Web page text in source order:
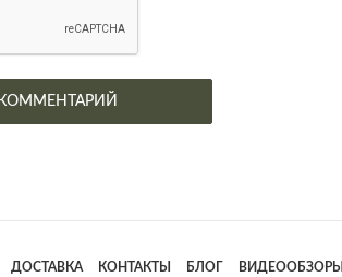
ДОСТАВКА КОНТАКТЫ БЛОГ ВИДЕООБЗОРЫ